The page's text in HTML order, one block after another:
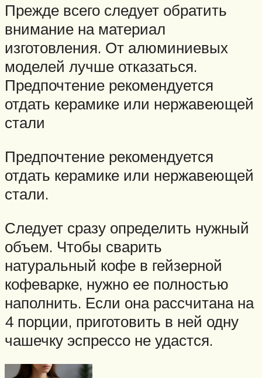
Прежде всего следует обратить
внимание на материал
изготовления. От алюминиевых
моделей лучше отказаться.
Предпочтение рекомендуется
отдать керамике или нержавеющей
стали
Предпочтение рекомендуется
отдать керамике или нержавеющей
стали.
Следует сразу определить нужный
объем. Чтобы сварить
натуральный кофе в гейзерной
кофеварке, нужно ее полностью
наполнить. Если она рассчитана на
4 порции, приготовить в ней одну
чашечку эспрессо не удастся.